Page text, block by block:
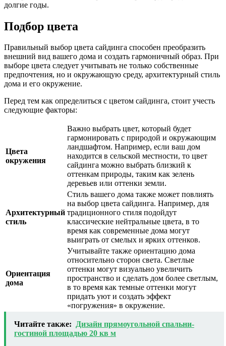
долгие годы.
Подбор цвета
Правильный выбор цвета сайдинга способен преобразить
внешний вид вашего дома и создать гармоничный образ. При
выборе цвета следует учитывать не только собственные
предпочтения, но и окружающую среду, архитектурный стиль
дома и его окружение.
Перед тем как определиться с цветом сайдинга, стоит учесть
следующие факторы:
Цвета
окружения
Важно выбрать цвет, который будет
гармонировать с природой и окружающим
ландшафтом. Например, если ваш дом
находится в сельской местности, то цвет
сайдинга можно выбрать близкий к
оттенкам природы, таким как зелень
деревьев или оттенки земли.
Архитектурный
стиль
Стиль вашего дома также может повлиять
на выбор цвета сайдинга. Например, для
традиционного стиля подойдут
классические нейтральные цвета, в то
время как современные дома могут
выиграть от смелых и ярких оттенков.
Ориентация
дома
Учитывайте также ориентацию дома
относительно сторон света. Светлые
оттенки могут визуально увеличить
пространство и сделать дом более светлым,
в то время как темные оттенки могут
придать уют и создать эффект
«погружения» в окружение.
Читайте также: Дизайн прямоугольной спальни-
гостиной площадью 20 кв м